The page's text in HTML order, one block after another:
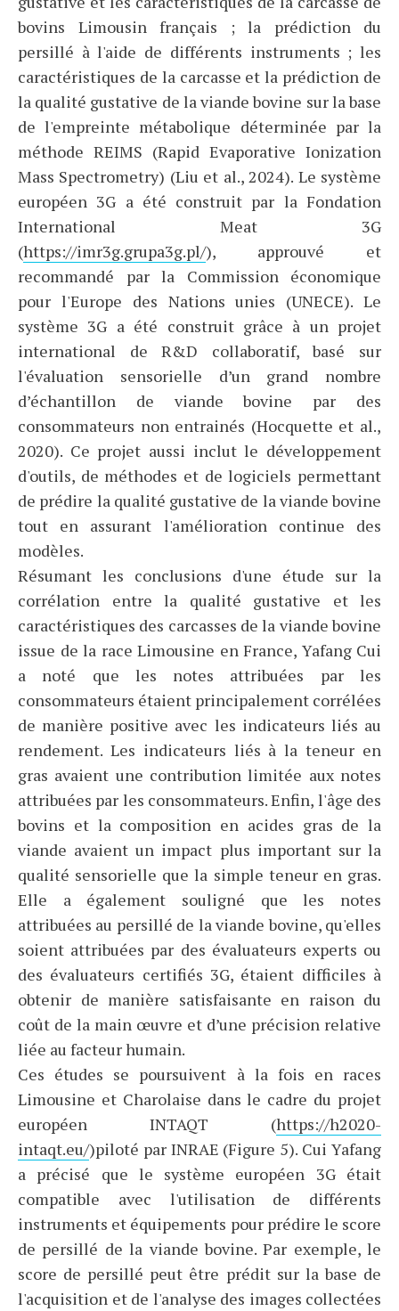
bovins Limousin français ; la prédiction du
persillé à l'aide de différents instruments ; les
caractéristiques de la carcasse et la prédiction de
la qualité gustative de la viande bovine sur la base
de l'empreinte métabolique déterminée par la
méthode REIMS (Rapid Evaporative Ionization
Mass Spectrometry) (Liu et al., 2024). Le système
européen 3G a été construit par la Fondation
International Meat 3G
(https://imr3g.grupa3g.pl/), approuvé et
recommandé par la Commission économique
pour l'Europe des Nations unies (UNECE). Le
système 3G a été construit grâce à un projet
international de R&D collaboratif, basé sur
l'évaluation sensorielle d’un grand nombre
d’échantillon de viande bovine par des
consommateurs non entrainés (Hocquette et al.,
2020). Ce projet aussi inclut le développement
d'outils, de méthodes et de logiciels permettant
de prédire la qualité gustative de la viande bovine
tout en assurant l'amélioration continue des
modèles.
Résumant les conclusions d'une étude sur la
corrélation entre la qualité gustative et les
caractéristiques des carcasses de la viande bovine
issue de la race Limousine en France, Yafang Cui
a noté que les notes attribuées par les
consommateurs étaient principalement corrélées
de manière positive avec les indicateurs liés au
rendement. Les indicateurs liés à la teneur en
gras avaient une contribution limitée aux notes
attribuées par les consommateurs. Enfin, l'âge des
bovins et la composition en acides gras de la
viande avaient un impact plus important sur la
qualité sensorielle que la simple teneur en gras.
Elle a également souligné que les notes
attribuées au persillé de la viande bovine, qu'elles
soient attribuées par des évaluateurs experts ou
des évaluateurs certifiés 3G, étaient difficiles à
obtenir de manière satisfaisante en raison du
coût de la main œuvre et d’une précision relative
liée au facteur humain.
Ces études se poursuivent à la fois en races
Limousine et Charolaise dans le cadre du projet
européen INTAQT (https://h2020-
intaqt.eu/)piloté par INRAE (Figure 5). Cui Yafang
a précisé que le système européen 3G était
compatible avec l'utilisation de différents
instruments et équipements pour prédire le score
de persillé de la viande bovine. Par exemple, le
score de persillé peut être prédit sur la base de
l'acquisition et de l'analyse des images collectées